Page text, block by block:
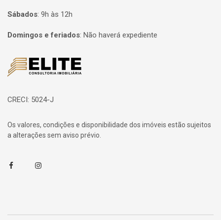
Sábados: 9h às 12h
Domingos e feriados: Não haverá expediente
Página inicial
CRECI: 5024-J
Os valores, condições e disponibilidade dos imóveis estão sujeitos
a alterações sem aviso prévio.
FacebookInstagram